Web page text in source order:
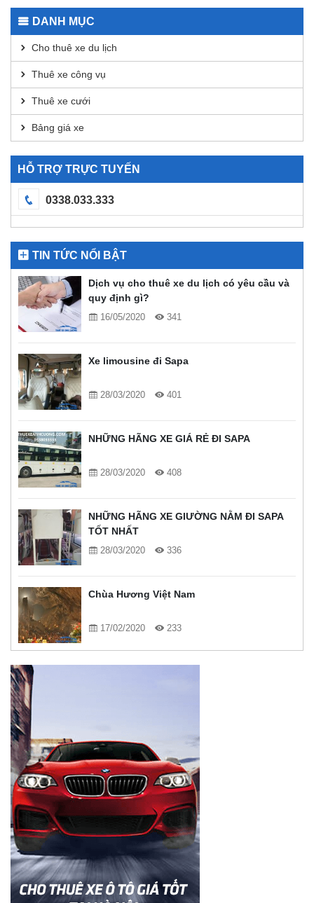
DANH MỤC
Cho thuê xe du lịch
Thuê xe công vụ
Thuê xe cưới
Bảng giá xe
HỖ TRỢ TRỰC TUYẾN
0338.033.333
TIN TỨC NỔI BẬT
Dịch vụ cho thuê xe du lịch có yêu cầu và
quy định gì?
16/05/2020 341
Xe limousine đi Sapa
28/03/2020 401
NHỮNG HÃNG XE GIÁ RẺ ĐI SAPA
28/03/2020 408
NHỮNG HÃNG XE GIƯỜNG NẰM ĐI SAPA
TỐT NHẤT
28/03/2020 336
Chùa Hương Việt Nam
17/02/2020 233